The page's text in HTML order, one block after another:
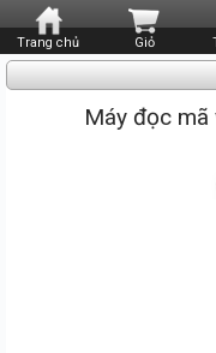
Trang chủ Giỏ
Máy đọc mã